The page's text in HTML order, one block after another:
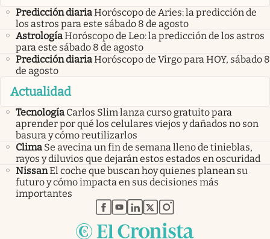
Predicción diariaHoróscopo de Aries: la predicción de
los astros para este sábado 8 de agosto
AstrologíaHoróscopo de Leo: la predicción de los astros
para este sábado 8 de agosto
Predicción diariaHoróscopo de Virgo para HOY, sábado 8
de agosto
Actualidad
Tecnología Carlos Slim lanza curso gratuito para
aprender por qué los celulares viejos y dañados no son
basura y cómo reutilizarlos
Clima Se avecina un fin de semana lleno de tinieblas,
rayos y diluvios que dejarán estos estados en oscuridad
NissanEl coche que buscan hoy quienes planean su
futuro y cómo impacta en sus decisiones más
importantes
abre en nueva pestaña
abre en nueva pestaña
abre en nueva pestaña
abre en nueva pestaña
abre en nueva pestaña